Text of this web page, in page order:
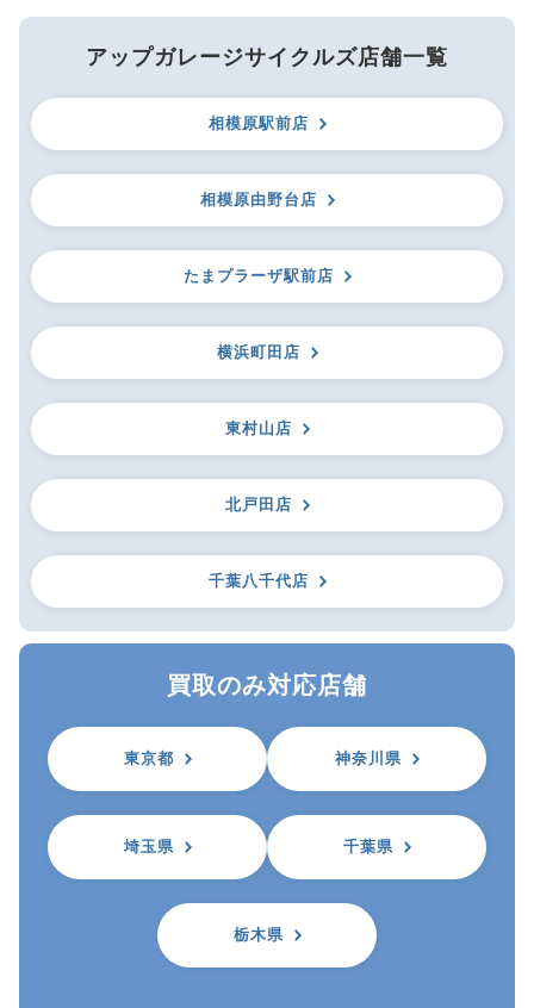
アップガレージサイクルズ店舗一覧
相模原駅前店
相模原由野台店
たまプラーザ駅前店
横浜町田店
東村山店
北戸田店
千葉八千代店
買取のみ対応店舗
東京都 神奈川県
埼玉県 千葉県
栃木県